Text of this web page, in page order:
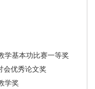
学基本功比赛一等奖
会优秀论文奖
学奖